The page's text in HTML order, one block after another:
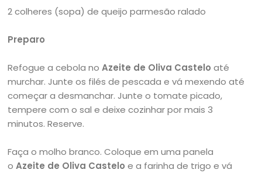
2 colheres (sopa) de queijo parmesão ralado
Preparo
Refogue a cebola noAzeite de Oliva Castelo até
murchar. Junte os filés de pescada e vá mexendo até
começar a desmanchar. Junte o tomate picado,
tempere com o sal e deixe cozinhar por mais 3
minutos. Reserve.
Faça o molho branco. Coloque em uma panela
oAzeite de Oliva Castelo e a farinha de trigo e vá